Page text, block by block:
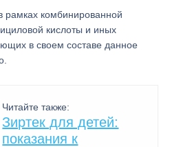
рамках комбинированной
кислоты и иных
в своем составе данное
Читайте также:
Зиртек для детей:
показания к